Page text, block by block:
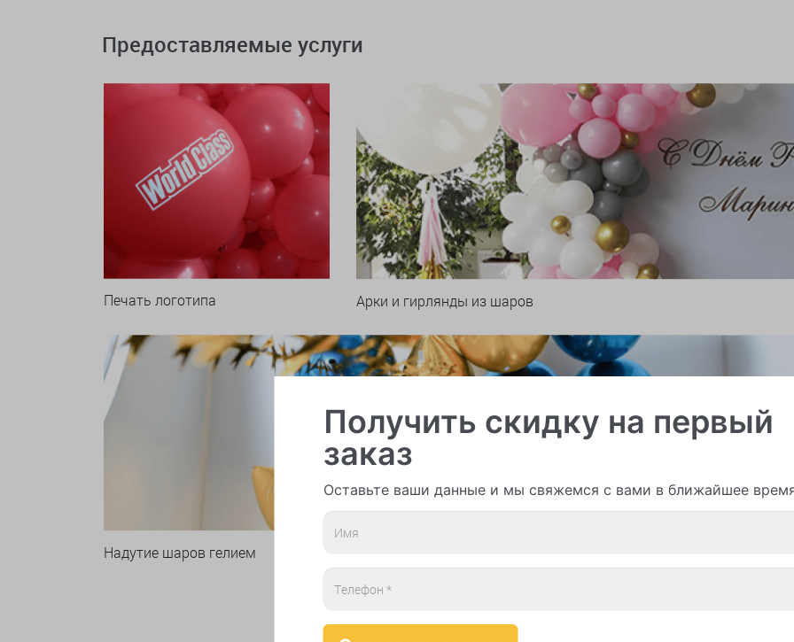
Предоставляемые услуги
Печать логотипа Арки и гирлянды из шаров
Надутие шаров гелием
Получить скидку на первый
заказ
Оставьте ваши данные и мы свяжемся с вами в ближайшее